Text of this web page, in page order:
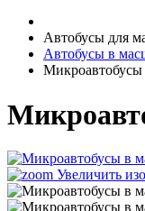
Автобусы для
Автобусы в
Увеличить